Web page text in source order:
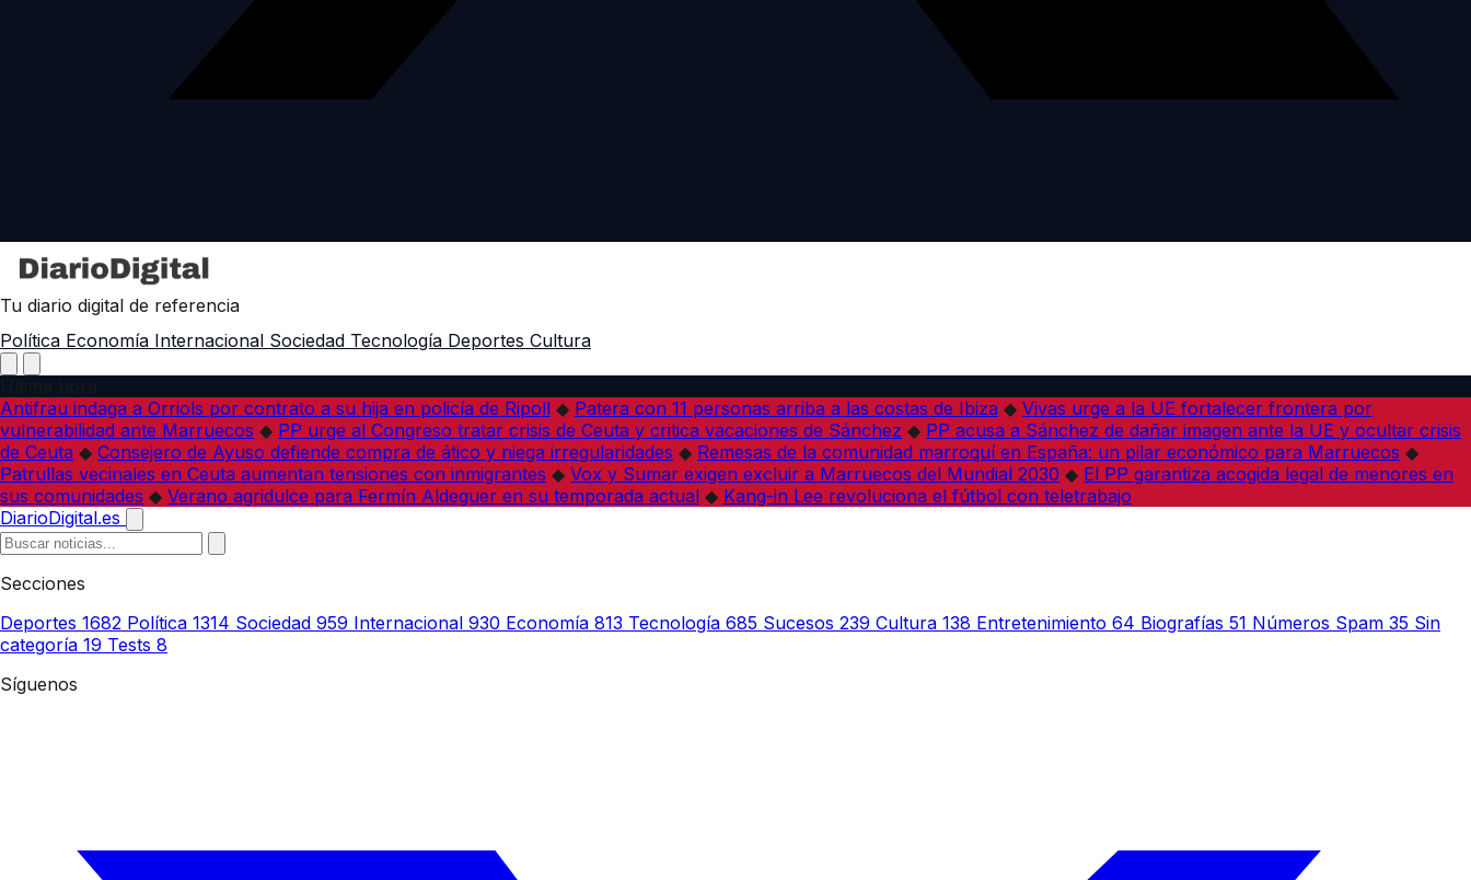
Tu diario digital de referencia
Política Economía Internacional Sociedad Tecnología Deportes Cultura
Antifrau indaga a Orriols por contrato a su hija en policía de Ripoll ◆ Patera con 11 personas arriba a las costas de Ibiza ◆ Vivas urge a la UE fortalecer frontera por
vulnerabilidad ante Marruecos ◆ PP urge al Congreso tratar crisis de Ceuta y critica vacaciones de Sánchez ◆ PP acusa a Sánchez de dañar imagen ante la UE y ocultar crisis
de Ceuta ◆ Consejero de Ayuso defiende compra de ático y niega irregularidades ◆ Remesas de la comunidad marroquí en España: un pilar económico para Marruecos ◆
Patrullas vecinales en Ceuta aumentan tensiones con inmigrantes ◆ Vox y Sumar exigen excluir a Marruecos del Mundial 2030 ◆ El PP garantiza acogida legal de menores en
sus comunidades ◆ Verano agridulce para Fermín Aldeguer en su temporada actual ◆ Kang-in Lee revoluciona el fútbol con teletrabajo
DiarioDigital.es
Secciones
Deportes 1682 Política 1314 Sociedad 959 Internacional 930 Economía 813 Tecnología 685 Sucesos 239 Cultura 138 Entretenimiento 64 Biografías 51 Números Spam 35 Sin
categoría 19 Tests 8
Síguenos